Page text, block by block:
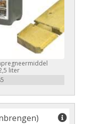
liter